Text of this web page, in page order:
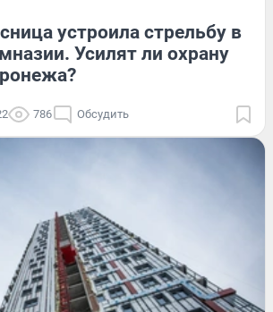
устроила стрельбу в
Усилят ли охрану
786 Обсудить